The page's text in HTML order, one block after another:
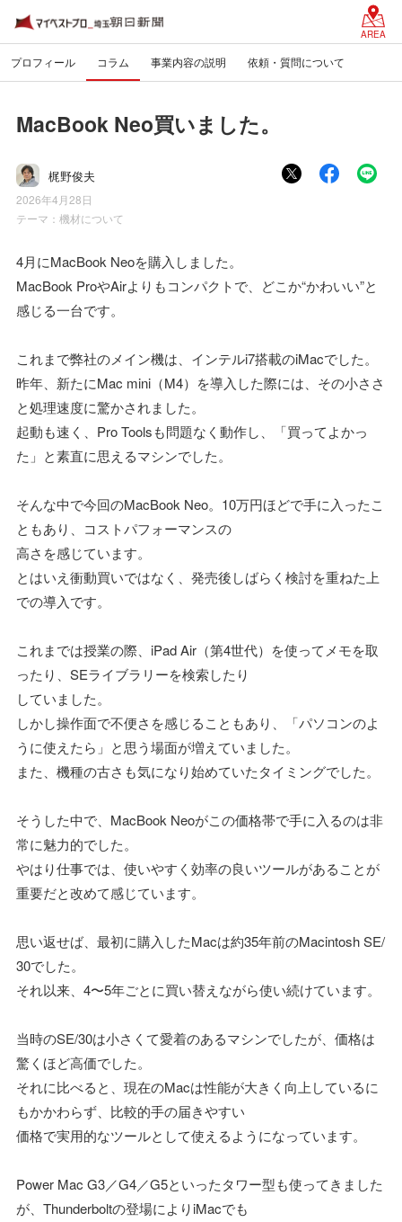
AREA
プロフィール コラム 事業内容の説明 依頼・質問について
MacBook Neo買いました。
梶野俊夫
2026年4月28日
テーマ： 機材について
4月にMacBook Neoを購入しました。
MacBook ProやAirよりもコンパクトで、どこか“かわいい”と
感じる一台です。
これまで弊社のメイン機は、インテルi7搭載のiMacでした。
昨年、新たにMac mini（M4）を導入した際には、その小ささ
と処理速度に驚かされました。
起動も速く、Pro Toolsも問題なく動作し、「買ってよかっ
た」と素直に思えるマシンでした。
そんな中で今回のMacBook Neo。10万円ほどで手に入ったこ
ともあり、コストパフォーマンスの
高さを感じています。
とはいえ衝動買いではなく、発売後しばらく検討を重ねた上
での導入です。
これまでは授業の際、iPad Air（第4世代）を使ってメモを取
ったり、SEライブラリーを検索したり
していました。
しかし操作面で不便さを感じることもあり、「パソコンのよ
うに使えたら」と思う場面が増えていました。
また、機種の古さも気になり始めていたタイミングでした。
そうした中で、MacBook Neoがこの価格帯で手に入るのは非
常に魅力的でした。
やはり仕事では、使いやすく効率の良いツールがあることが
重要だと改めて感じています。
思い返せば、最初に購入したMacは約35年前のMacintosh SE/
30でした。
それ以来、4〜5年ごとに買い替えながら使い続けています。
当時のSE/30は小さくて愛着のあるマシンでしたが、価格は
驚くほど高価でした。
それに比べると、現在のMacは性能が大きく向上しているに
もかかわらず、比較的手の届きやすい
価格で実用的なツールとして使えるようになっています。
Power Mac G3／G4／G5といったタワー型も使ってきました
が、Thunderboltの登場によりiMacでも